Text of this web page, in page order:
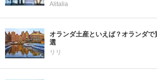
Alitalia
オランダ土産といえば？オランダで
選
リリ